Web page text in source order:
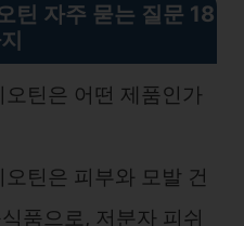
틴 자주 묻는 질문 18
틴은 어떤 제품인가
틴은 피부와 모발 건
품으로, 저분자 피쉬